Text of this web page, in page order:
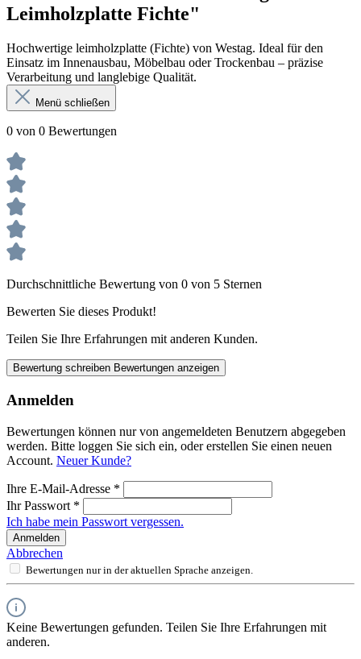
Leimholzplatte Fichte"
Hochwertige leimholzplatte (Fichte) von Westag. Ideal für den
Einsatz im Innenausbau, Möbelbau oder Trockenbau – präzise
Verarbeitung und langlebige Qualität.
Menü schließen
0 von 0 Bewertungen
Durchschnittliche Bewertung von 0 von 5 Sternen
Bewerten Sie dieses Produkt!
Teilen Sie Ihre Erfahrungen mit anderen Kunden.
Bewertung schreiben Bewertungen anzeigen
Anmelden
Bewertungen können nur von angemeldeten Benutzern abgegeben
werden. Bitte loggen Sie sich ein, oder erstellen Sie einen neuen
Account. Neuer Kunde?
Ihre E-Mail-Adresse *
Ihr Passwort *
Ich habe mein Passwort vergessen.
Anmelden
Abbrechen
Bewertungen nur in der aktuellen Sprache anzeigen.
Keine Bewertungen gefunden. Teilen Sie Ihre Erfahrungen mit
anderen.